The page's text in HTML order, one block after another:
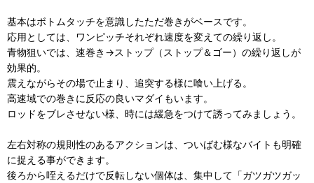
基本はボトムタッチを意識したただ巻きがベースです。
応用としては、ワンピッチそれぞれ速度を変えての繰り返し。
青物狙いでは、速巻き→ストップ（ストップ＆ゴー）の繰り返しが
効果的。
震えながらその場で止まり、追突する様に喰い上げる。
高速域での巻きに反応の良いマダイもいます。
ロッドをブレさせない様、時には緩急をつけて誘ってみましょう。
左右対称の規則性のあるアクションは、ついばむ様なバイトも明確
に捉える事ができます。
後ろから咥えるだけで反転しない個体は、集中して「ガツガツガッ